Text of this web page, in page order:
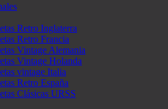
Retro Inglaterra
Retro Francia
Vintage Alemania
Vintage Holanda
vintage Italia
Retro España
Clásicas URSS